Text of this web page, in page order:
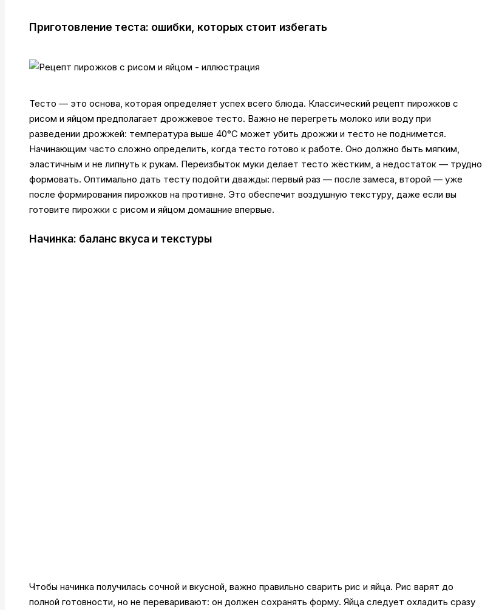
Приготовление теста: ошибки, которых стоит избегать
Тесто — это основа, которая определяет успех всего блюда. Классический рецепт пирожков с
рисом и яйцом предполагает дрожжевое тесто. Важно не перегреть молоко или воду при
разведении дрожжей: температура выше 40°C может убить дрожжи и тесто не поднимется.
Начинающим часто сложно определить, когда тесто готово к работе. Оно должно быть мягким,
эластичным и не липнуть к рукам. Переизбыток муки делает тесто жёстким, а недостаток — трудно
формовать. Оптимально дать тесту подойти дважды: первый раз — после замеса, второй — уже
после формирования пирожков на противне. Это обеспечит воздушную текстуру, даже если вы
готовите пирожки с рисом и яйцом домашние впервые.
Начинка: баланс вкуса и текстуры
Чтобы начинка получилась сочной и вкусной, важно правильно сварить рис и яйца. Рис варят до
полной готовности, но не переваривают: он должен сохранять форму. Яйца следует охладить сразу